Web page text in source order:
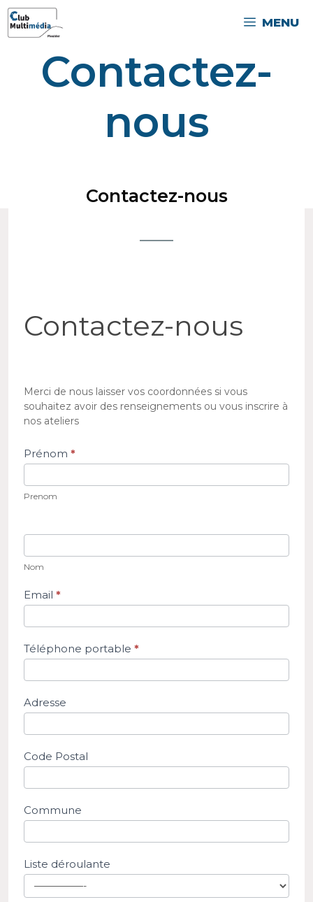
MENU
Contactez-
nous
Contactez-nous
nous
Contactez-nous
Merci de nous laisser vos coordonnées si vous
souhaitez avoir des renseignements ou vous inscrire à
nos ateliers
Prénom *
Prenom
Nom
Email *
Téléphone portable *
Adresse
Code Postal
Commune
Liste déroulante